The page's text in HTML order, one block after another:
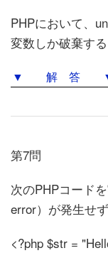
PHPにおいて、
変数しか破棄す
▼ 解 答
第7問
次のPHPコード
error）が発生せ
<?php $str =